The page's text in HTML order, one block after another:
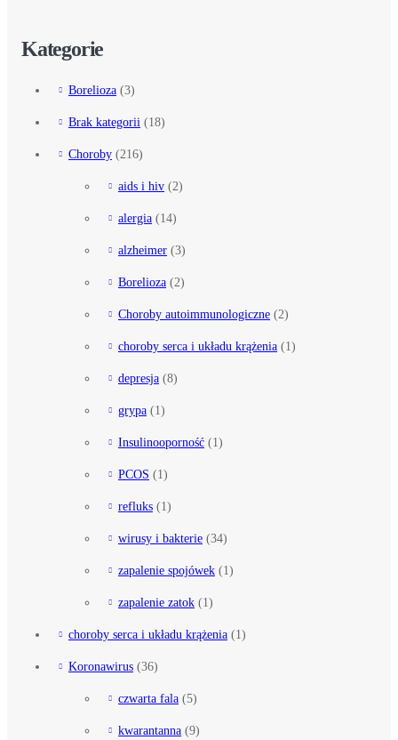
Kategorie
Borelioza (3)
Brak kategorii (18)
Choroby (216)
aids i hiv (2)
alergia (14)
alzheimer (3)
Borelioza (2)
Choroby autoimmunologiczne (2)
choroby serca i układu krążenia (1)
depresja (8)
grypa (1)
Insulinooporność (1)
PCOS (1)
refluks (1)
wirusy i bakterie (34)
zapalenie spojówek (1)
zapalenie zatok (1)
choroby serca i układu krążenia (1)
Koronawirus (36)
czwarta fala (5)
kwarantanna (9)